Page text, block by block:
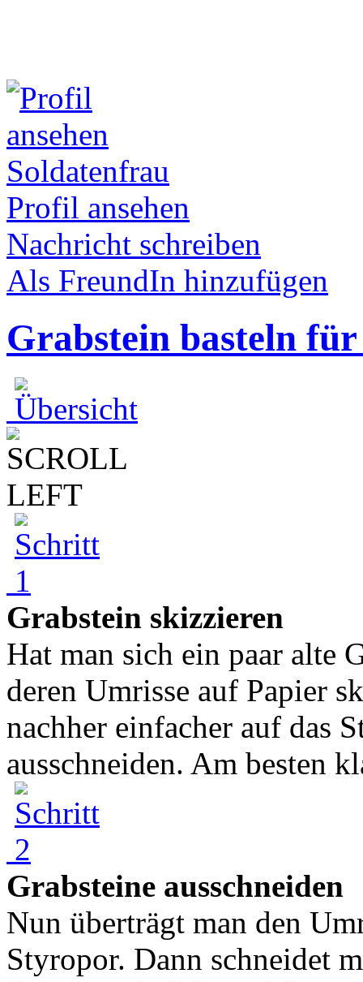
Soldatenfrau
Profil ansehen
Nachricht schreiben
Als FreundIn hinzufügen
Grabstein basteln
Grabstein skizzieren
Hat man sich ein paar alte
deren Umrisse auf Papier
nachher einfacher auf das
ausschneiden. Am besten
Grabsteine ausschneiden
Nun überträgt man den
Styropor. Dann schneidet